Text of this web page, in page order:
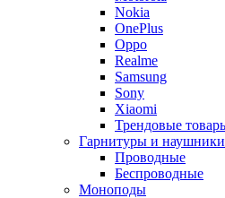
Nokia
OnePlus
Oppo
Realme
Samsung
Sony
Xiaomi
Трендовые
Гарнитуры и наушники
Проводные
Беспроводные
Моноподы